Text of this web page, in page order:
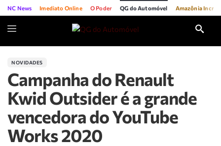
NC News Imediato Online O Poder QG do Automóvel Amazônia
NOVIDADES
Campanha do Renault
Kwid Outsider é a grande
vencedora do YouTube
Works 2020